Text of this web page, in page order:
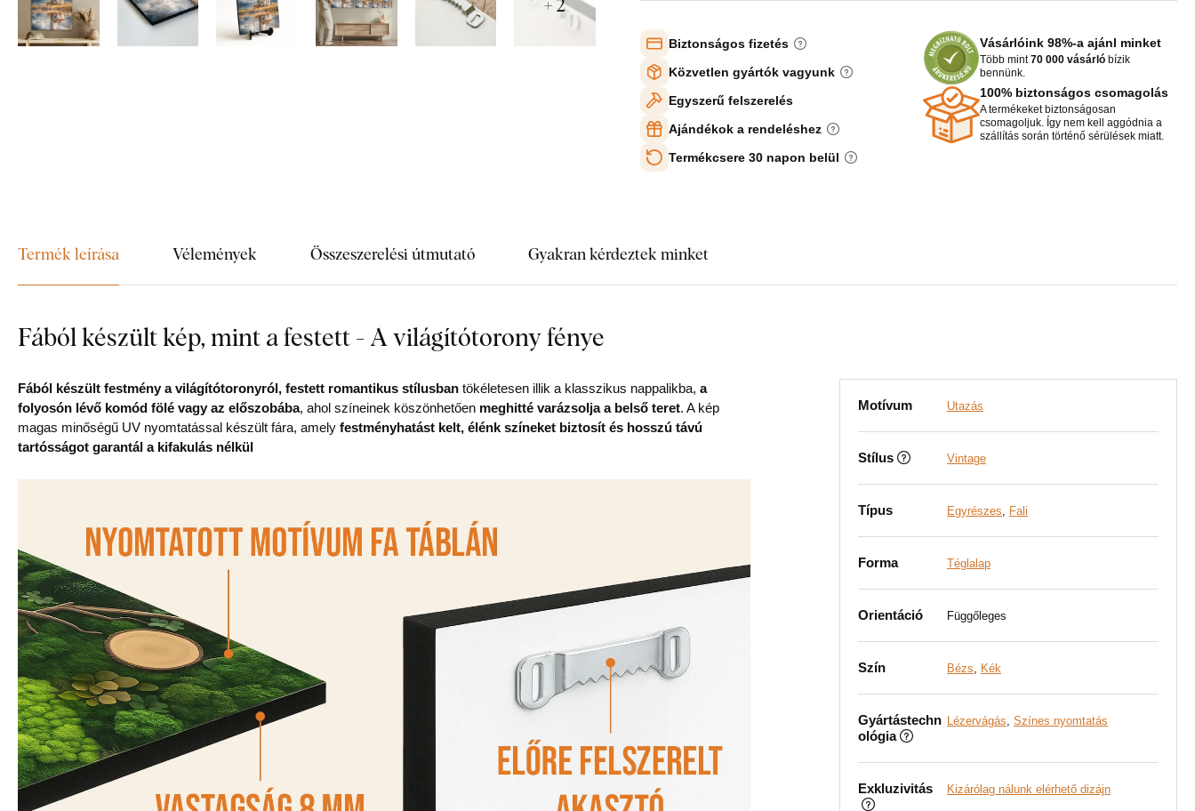
Biztonságos fizetés
Közvetlen gyártók vagyunk
Egyszerű felszerelés
Ajándékok a rendeléshez
Termékcsere 30 napon belül
Vásárlóink 98%-a ajánl minket
Több mint70 000 vásárló bízik
bennünk.
100% biztonságos csomagolás
A termékeket biztonságosan
csomagoljuk. Így nem kell aggódnia a
szállítás során történő sérülések miatt.
Termék leírása Vélemények Összeszerelési útmutató Gyakran kérdeztek minket
Fából készült kép, mint a festett - A világítótorony fénye
Fából készült festmény a világítótoronyról, festett romantikus stílusban tökéletesen illik a klasszikus nappalikba, a
folyosón lévő komód fölé vagy az előszobába, ahol színeinek köszönhetően meghitté varázsolja a belső teret. A kép
magas minőségű UV nyomtatással készült fára, amely festményhatást kelt, élénk színeket biztosít és hosszú távú
tartósságot garantál a kifakulás nélkül
Motívum Utazás
Stílus Vintage
Típus Egyrészes, Fali
Forma Téglalap
Orientáció Függőleges
Szín Bézs, Kék
Gyártástechn
ológia
Lézervágás, Színes nyomtatás
Exkluzivitás Kizárólag nálunk elérhető dizájn